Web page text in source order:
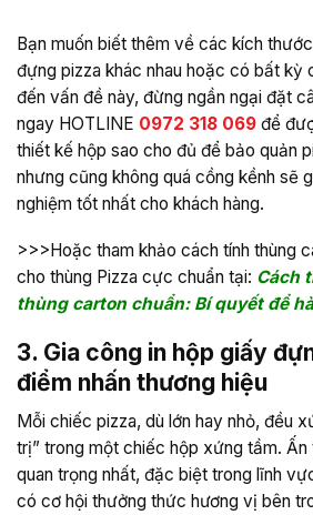
Bạn muốn biết thêm về các kích
đựng pizza khác nhau hoặc có bất kỳ
đến vấn đề này, đừng ngần ngại đặt
ngay HOTLINE 0972 318 069 để
thiết kế hộp sao cho đủ để bảo quản
nhưng cũng không quá cồng kềnh sẽ
nghiệm tốt nhất cho khách hàng.
>>>Hoặc tham khảo cách tính thùng
cho thùng Pizza cực chuẩn tại: Cách
thùng carton chuẩn: Bí quyết để
3. Gia công in hộp giấy
điểm nhấn thương hiệu
Mỗi chiếc pizza, dù lớn hay nhỏ, đều
trị” trong một chiếc hộp xứng tầm. Ấn
quan trọng nhất, đặc biệt trong lĩnh
có cơ hội thưởng thức hương vị bên